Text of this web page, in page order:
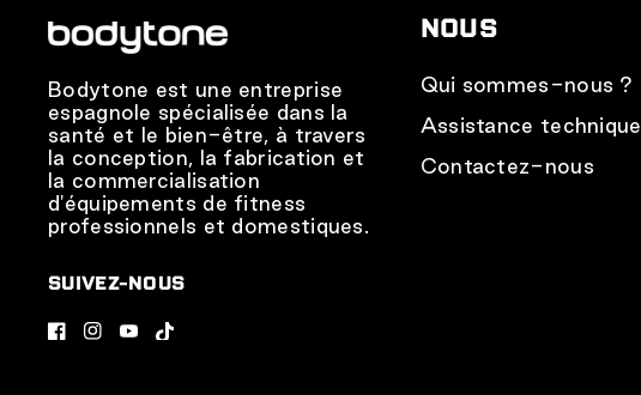
Bodytone est une entreprise
espagnole spécialisée dans la
santé et le bien-être, à travers
la conception, la fabrication et
la commercialisation
d'équipements de fitness
professionnels et domestiques.
SUIVEZ-NOUS
F
I
Y
T
NOUS
Qui sommes-nous ?
Assistance technique
Contactez-nous